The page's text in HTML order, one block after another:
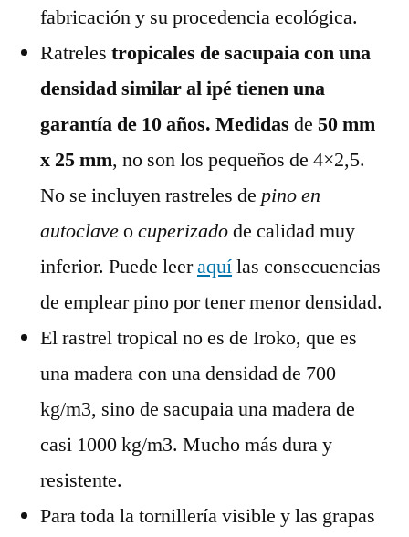
fabricación y su procedencia ecológica.
Ratreles tropicales de sacupaia con una
densidad similar al ipé tienen una
garantía de 10 años. Medidas de 50 mm
x 25 mm, no son los pequeños de 4×2,5.
No se incluyen rastreles de pino en
autoclaveocuperizadode calidad muy
inferior. Puede leeraquílas consecuencias
de emplear pino por tener menor densidad.
El rastrel tropical no es de Iroko, que es
una madera con una densidad de 700
kg/m3, sino de sacupaia una madera de
casi 1000 kg/m3. Mucho más dura y
resistente.
Para toda la tornillería visible y las grapas